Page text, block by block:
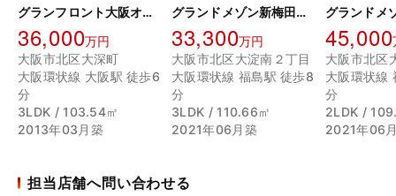
グランフロント大阪オーナーズタワー
36,000万円
大阪市北区大深町
大阪環状線 大阪駅 徒歩6
分
3LDK / 103.54㎡
2013年03月築
グランドメゾン新梅田タワーTHE CLUB RESIDENCE
33,300万円
大阪市北区大淀南２丁目
大阪環状線 福島駅 徒歩8
分
3LDK / 110.66㎡
2021年06月築
45,000
大阪市北区
大阪環状線
分
2LDK /
2021年06
担当店舗へ問い合わせる